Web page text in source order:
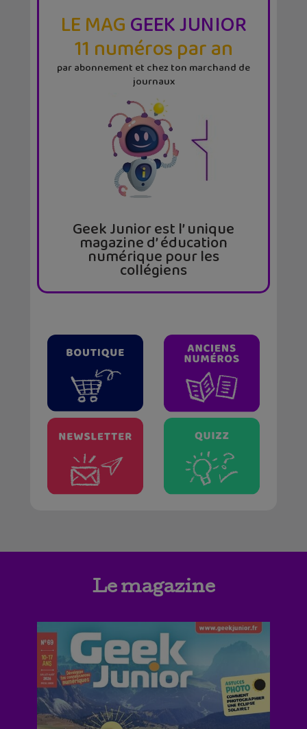
LE MAGGEEK JUNIOR
11 numéros par an
par abonnement et chez ton marchand de
journaux
Geek Junior est l’ unique
magazine d’ éducation
numérique pour les
collégiens
Le magazine